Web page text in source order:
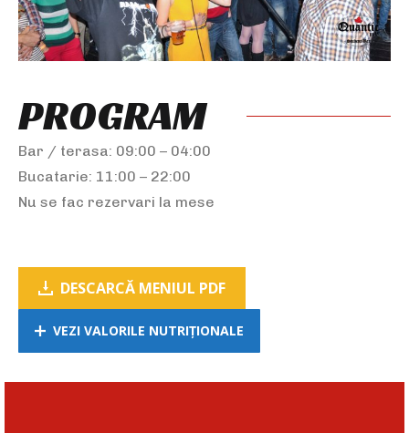
PROGRAM
Bar / terasa: 09:00 – 04:00
Bucatarie: 11:00 – 22:00
Nu se fac rezervari la mese
DESCARCĂ MENIUL PDF
VEZI VALORILE NUTRIȚIONALE